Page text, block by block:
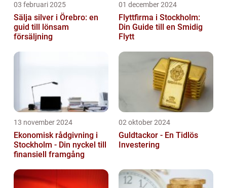
03 februari 2025
Sälja silver i Örebro: en
guid till lönsam
försäljning
01 december 2024
Flyttfirma i Stockholm:
Din Guide till en Smidig
Flytt
13 november 2024
Ekonomisk rådgivning i
Stockholm - Din nyckel till
finansiell framgång
02 oktober 2024
Guldtackor - En Tidlös
Investering